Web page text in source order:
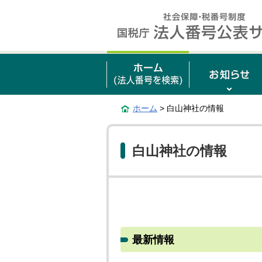
ホーム > 白山神社の情報
白山神社の情報
最新情報